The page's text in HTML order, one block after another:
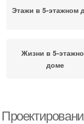
Этажи в 5-этажном
Жизни в 5-
доме